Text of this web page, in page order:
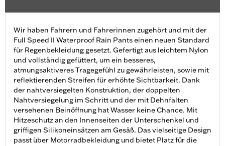
Wir haben Fahrern und Fahrerinnen zugehört und mit der
Full Speed II Waterproof Rain Pants einen neuen Standard
für Regenbekleidung gesetzt. Gefertigt aus leichtem Nylon
und vollständig gefüttert, um ein besseres,
atmungsaktiveres Tragegefühl zu gewährleisten, sowie mit
reflektierenden Streifen für erhöhte Sichtbarkeit. Dank
der nahtversiegelten Konstruktion, der doppelten
Nahtversiegelung im Schritt und der mit Dehnfalten
versehenen Beinöffnung hat Wasser keine Chance. Mit
Hitzeschutz an den Innenseiten der Unterschenkel und
griffigen Silikoneinsätzen am Gesäß. Das vielseitige Design
passt über Motorradbekleidung und bietet Platz für die